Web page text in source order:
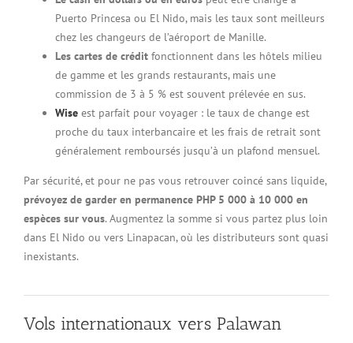
Puerto Princesa ou El Nido, mais les taux sont meilleurs
chez les changeurs de l’aéroport de Manille.
Les cartes de crédit fonctionnent dans les hôtels milieu
de gamme et les grands restaurants, mais une
commission de 3 à 5 % est souvent prélevée en sus.
Wise est parfait pour voyager : le taux de change est
proche du taux interbancaire et les frais de retrait sont
généralement remboursés jusqu’à un plafond mensuel.
Par sécurité, et pour ne pas vous retrouver coincé sans liquide,
prévoyez de garder en permanence PHP 5 000 à 10 000 en
espèces sur vous. Augmentez la somme si vous partez plus loin
dans El Nido ou vers Linapacan, où les distributeurs sont quasi
inexistants.
Vols internationaux vers Palawan